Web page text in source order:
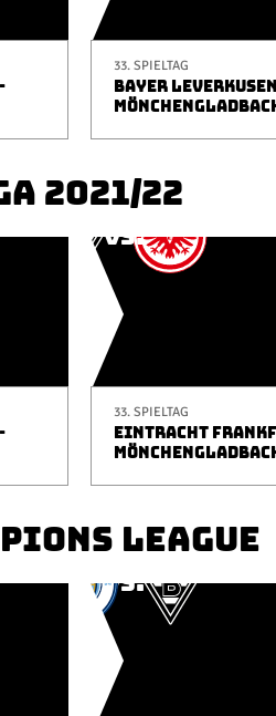
33. SPIELTAG
BAYER
2021/22
33. SPIELTAG
EINTRACHT
LEAGUE